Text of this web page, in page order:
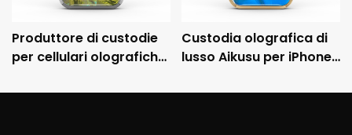
Produttore di custodie
per cellulari olografiche
custodia protettiva
Custodia olografica di
lusso Aikusu per iPhone
galvanizzata e